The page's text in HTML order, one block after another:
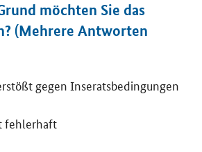
möchten Sie das
(Mehrere Antworten
gegen Inseratsbedingungen
fehlerhaft